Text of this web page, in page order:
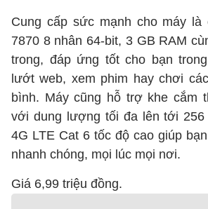
Cung cấp sức mạnh cho máy là
7870 8 nhân 64-bit, 3 GB RAM
trong, đáp ứng tốt cho bạn
lướt web, xem phim hay chơi
bình. Máy cũng hỗ trợ khe cắm
với dung lượng tối đa lên tới 256
4G LTE Cat 6 tốc độ cao giúp
nhanh chóng, mọi lúc mọi nơi.
Giá 6,99 triệu đồng.